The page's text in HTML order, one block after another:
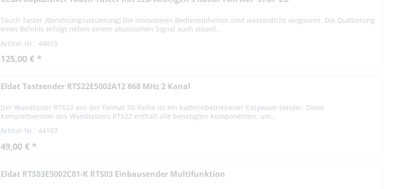
Touch Taster (Berührungssteuerung) Die innovativen Bedieneinheiten sind wasserdicht vergossen. Die Quittierung
eines Befehls erfolgt neben einem akustischen Signal auch visuell...
Artikel-Nr.: 44013
125,00 € *
Eldat Tastsender RTS22E5002A12 868 MHz 2 Kanal
Der Wandtaster RTS22 aus der Format 55-Reihe ist ein batteriebetriebener Easywave-Sender. Diese
Komplettversion des Wandtasters RTS22 enthält alle benötigten Komponenten, um...
Artikel-Nr.: 44107
49,00 € *
Eldat RTS03E5002C01-K RTS03 Einbausender Multifunktion